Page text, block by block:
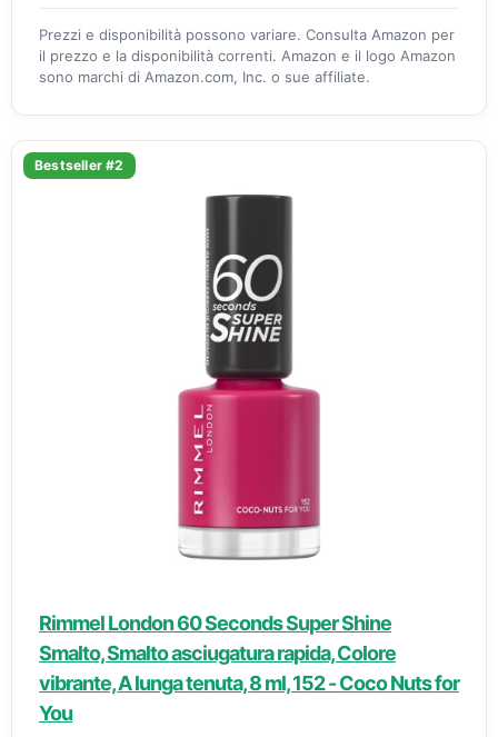
Prezzi e disponibilità possono variare. Consulta Amazon per
il prezzo e la disponibilità correnti. Amazon e il logo Amazon
sono marchi di Amazon.com, Inc. o sue affiliate.
Bestseller #2
Rimmel London 60 Seconds Super Shine
Smalto, Smalto asciugatura rapida, Colore
vibrante, A lunga tenuta, 8 ml, 152 - Coco Nuts for
You